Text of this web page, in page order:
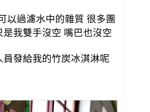
以過濾水中的雜質 很多團
是我雙手沒空 嘴巴也沒空
員發給我的竹炭冰淇淋呢